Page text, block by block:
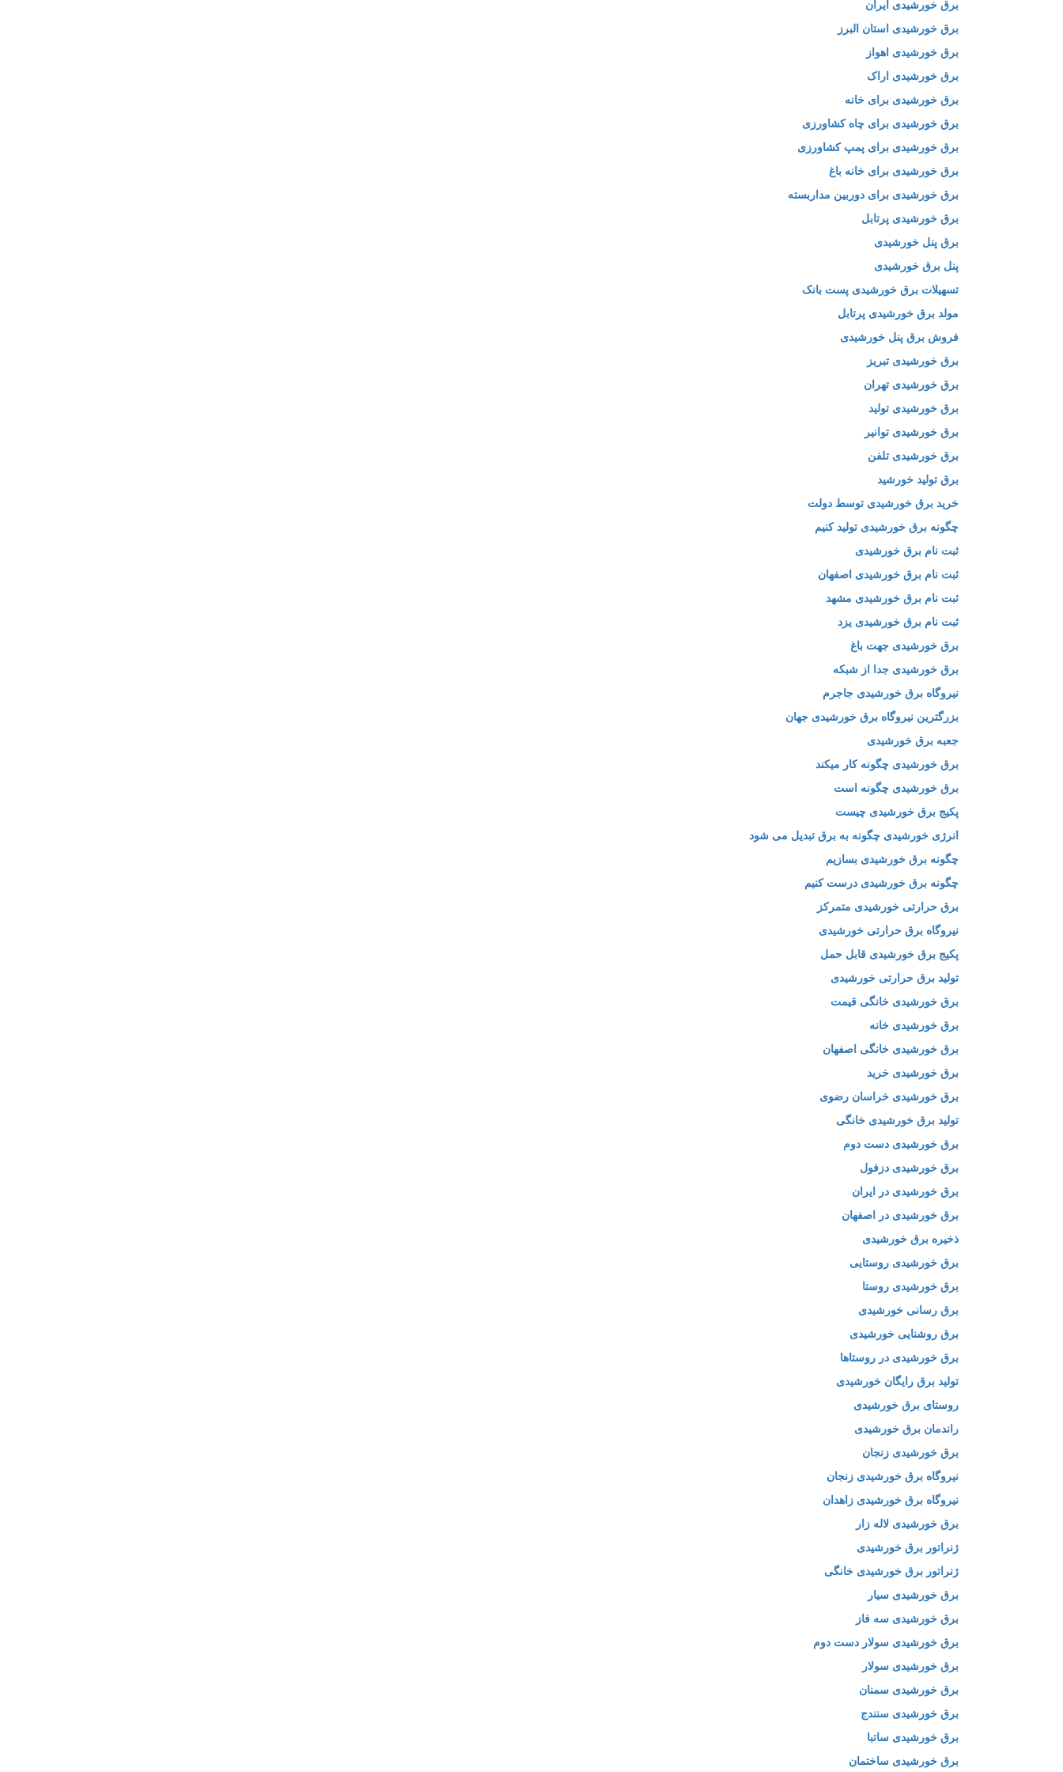
برق خورشیدی ایران
برق خورشیدی استان البرز
برق خورشیدی اهواز
برق خورشیدی اراک
برق خورشیدی برای خانه
برق خورشیدی برای چاه کشاورزی
برق خورشیدی برای پمپ کشاورزی
برق خورشیدی برای خانه باغ
برق خورشیدی برای دوربین مداربسته
برق خورشیدی پرتابل
برق پنل خورشیدی
پنل برق خورشیدی
تسهیلات برق خورشیدی پست بانک
مولد برق خورشیدی پرتابل
فروش برق پنل خورشیدی
برق خورشیدی تبریز
برق خورشیدی تهران
برق خورشیدی تولید
برق خورشیدی توانیر
برق خورشیدی تلفن
برق تولید خورشید
خرید برق خورشیدی توسط دولت
چگونه برق خورشیدی تولید کنیم
ثبت نام برق خورشیدی
ثبت نام برق خورشیدی اصفهان
ثبت نام برق خورشیدی مشهد
ثبت نام برق خورشیدی یزد
برق خورشیدی جهت باغ
برق خورشیدی جدا از شبکه
نیروگاه برق خورشیدی جاجرم
بزرگترین نیروگاه برق خورشیدی جهان
جعبه برق خورشیدی
برق خورشیدی چگونه کار میکند
برق خورشیدی چگونه است
پکیج برق خورشیدی چیست
انرژی خورشیدی چگونه به برق تبدیل می شود
چگونه برق خورشیدی بسازیم
چگونه برق خورشیدی درست کنیم
برق حرارتی خورشیدی متمرکز
نیروگاه برق حرارتی خورشیدی
پکیج برق خورشیدی قابل حمل
تولید برق حرارتی خورشیدی
برق خورشیدی خانگی قیمت
برق خورشیدی خانه
برق خورشیدی خانگی اصفهان
برق خورشیدی خرید
برق خورشیدی خراسان رضوی
تولید برق خورشیدی خانگی
برق خورشیدی دست دوم
برق خورشیدی دزفول
برق خورشیدی در ایران
برق خورشیدی در اصفهان
ذخیره برق خورشیدی
برق خورشیدی روستایی
برق خورشیدی روستا
برق رسانی خورشیدی
برق روشنایی خورشیدی
برق خورشیدی در روستاها
تولید برق رایگان خورشیدی
روستای برق خورشیدی
راندمان برق خورشیدی
برق خورشیدی زنجان
نیروگاه برق خورشیدی زنجان
نیروگاه برق خورشیدی زاهدان
برق خورشیدی لاله زار
ژنراتور برق خورشیدی
ژنراتور برق خورشیدی خانگی
برق خورشیدی سیار
برق خورشیدی سه فاز
برق خورشیدی سولار دست دوم
برق خورشیدی سولار
برق خورشیدی سمنان
برق خورشیدی سنندج
برق خورشیدی ساتبا
برق خورشیدی ساختمان